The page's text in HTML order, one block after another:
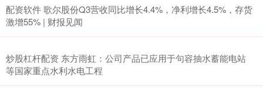
配资软件 歌尔股份Q3营收同比增长4.4%，净利增长4.5%，存货
激增55% | 财报见闻
炒股杠杆配资 东方雨虹：公司产品已应用于句容抽水蓄能电站
等国家重点水利水电工程